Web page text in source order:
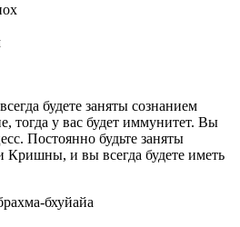
будете заняты сознанием
у вас будет иммунитет. Вы
Постоянно будьте заняты
Кришны, и вы всегда будете иметь
бхуйайа